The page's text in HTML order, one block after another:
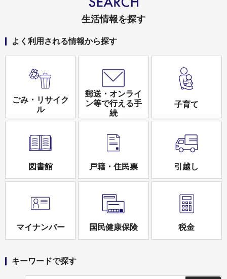
生活情報を探す
よく利用される情報から探す
ごみ・リサイク
ル
郵送・オンライ
ン等で行える手
続
子育て
図書館 戸籍・住民票 引越し
マイナンバー 国民健康保険 税金
キーワードで探す